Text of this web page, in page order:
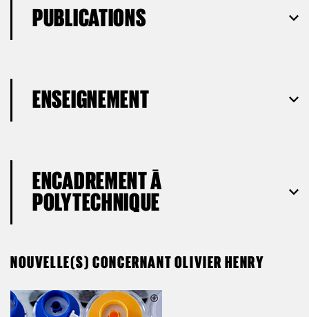
PUBLICATIONS
ENSEIGNEMENT
ENCADREMENT À
POLYTECHNIQUE
NOUVELLE(S) CONCERNANT OLIVIER HENRY